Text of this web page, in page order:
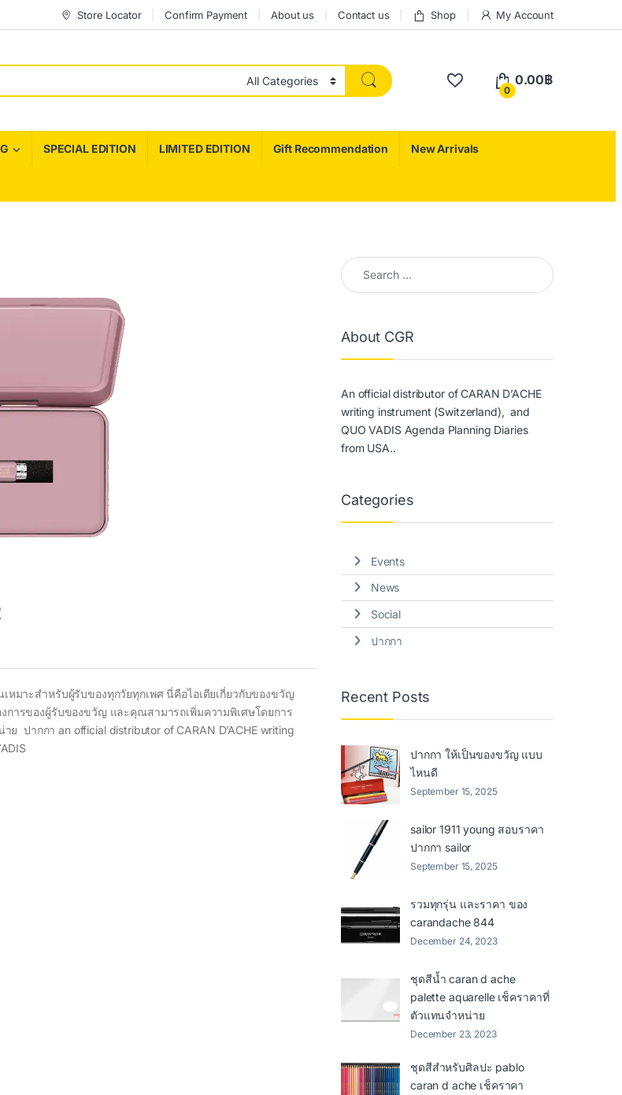
Store Locator Confirm Payment About us Contact us Shop My Account
0
0.00฿
SPECIAL EDITION LIMITED EDITION Gift Recommendation New Arrivals
มาะสำหรับผู้รับของทุกวัยทุกเพศ นี่คือไอเดียเกี่ยวกับของขวัญ
ารของผู้รับของขวัญ และคุณสามารถเพิ่มความพิเศษโดยการ
ปากกา an official distributor of CARAN D’ACHE writing
Search for:
About CGR
An official distributor of CARAN D’ACHE
writing instrument (Switzerland), and
QUO VADIS Agenda Planning Diaries
from USA..
Categories
Events
News
Social
ปากกา
Recent Posts
ปากกา ให้เป็นของขวัญ แบบ
ไหนดี
September 15, 2025
sailor 1911 young สอบราคา
ปากกา sailor
September 15, 2025
รวมทุกรุ่น และราคา ของ
carandache 844
December 24, 2023
ชุดสีน้ำ caran d ache
palette aquarelle เช็คราคาที่
ตัวแทนจำหน่าย
December 23, 2023
ชุดสีสำหรับศิลปะ pablo
caran d ache เช็คราคา